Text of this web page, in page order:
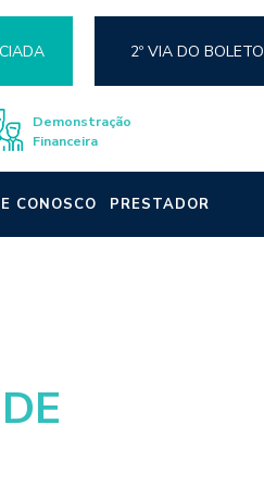
2º VIA DO BOLETO
Demonstração
Financeira
CONOSCO PRESTADOR